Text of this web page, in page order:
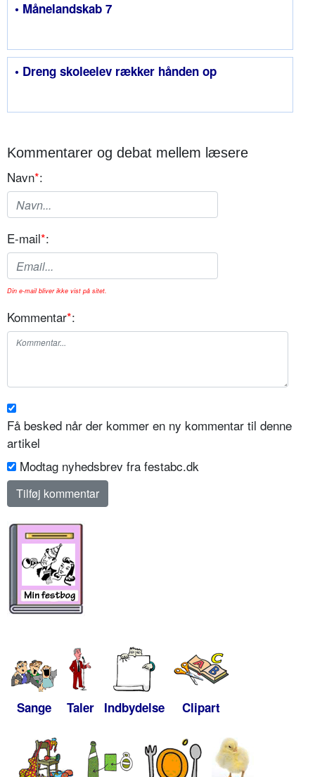
• Månelandskab 7
• Dreng skoleelev rækker hånden op
Kommentarer og debat mellem læsere
Navn*:
E-mail*:
Din e-mail bliver ikke vist på sitet.
Kommentar*:
Få besked når der kommer en ny kommentar til denne
artikel
Modtag nyhedsbrev fra festabc.dk
Sange Taler Indbydelse Clipart